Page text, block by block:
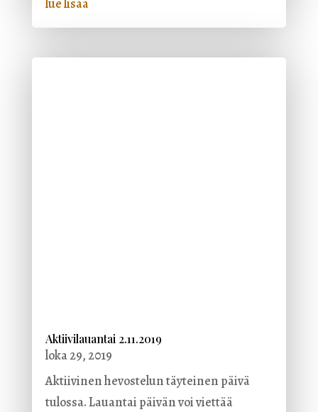
lue lisää
Aktiivilauantai 2.11.2019
loka 29, 2019
Aktiivinen hevostelun täyteinen päivä
tulossa. Lauantai päivän voi viettää